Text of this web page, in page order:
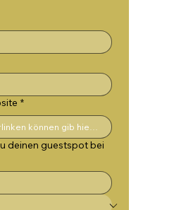
*
deinen guestspot bei